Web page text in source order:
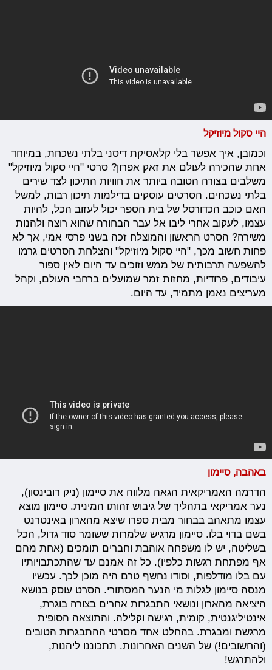
היי סקול מיוזיקל
וכמובן, איך אפשר בלי קלאסיקת דיסני בלתי נשכחת, במיוחד
אחת שהכירה לעולם את זאק אפרון? סרטי "היי סקול מיוזיקל"
משלבים בצורה הטובה ביותר את חוויות התיכון לצד שירים
בלתי נשכחים. הסרטים עוסקים בדילמות תיכון רבות, למשל
האם כוכב הכדורסל של בית הספר יכול לעזוב הכל, להיות
עצמו, לעקוב אחרי ליבו אל עבר הבחורה שהוא רוצה ולהנות
משירה? הסרט הראשון והמוצלח זכה בשני פרסי אמי, אך לא
פחות חשוב מכך, "היי סקול מיוזיקל" והצלחת הסרטים גרמו
להשפעה תרבותית של ממש וזוכים עד היום לאין ספור
עיבודים, פרודיות, מחזות זמר שמועלים ברחבי העולם, וקהל
מעריצים נאמן מתמיד, עד היום.
באהבה, סיימון
הדרמה האמריקאית הגאה מלווה את סיימון (ניק רובינסון),
נער אמריקאי בתהליך של גיבוש זהותו המינית. סיימון מוצא
עצמו מתאהב בבחור מבית ספרו שיצא מהארון באינטרנט
בשם בדוי בלו. סיימון מרגיש שלמרות ששומר סוד גדול, הכל
בשליטה, יש לו משפחה אוהבת וחברים תומכים (אחת מהם
אף מפתחת רגשות כלפיו). כל זה אמנם עד שהתכתבויותיו
עם בלו מודלפות, וסודו נחשף טרם היה מוכן לכך. עכשיו
מנסה סיימון לגלות מי הנער המסתורי. הסרט עוסק בנושא
היציאה מהארון ונושאי התבגרות אחרים בצורה בוגרת,
אינטיליגנטית, קומית, רגישה וקלילה. והתוצאה הסופית
מרגשת ומבגרת. בהחלט אחד מסרטי ההתבגרות הטובים
(והחשובים!) של השנים האחרונות. תתכוננו ליהנות,
ולהתרגש!